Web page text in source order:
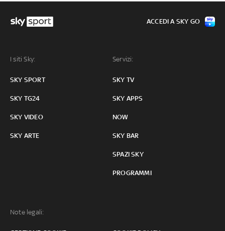
I siti Sky:
SKY SPORT
SKY TG24
SKY VIDEO
SKY ARTE
Servizi:
SKY TV
SKY APPS
NOW
SKY BAR
SPAZI SKY
PROGRAMMI
Note legali:
ACCEDI A SKY GO